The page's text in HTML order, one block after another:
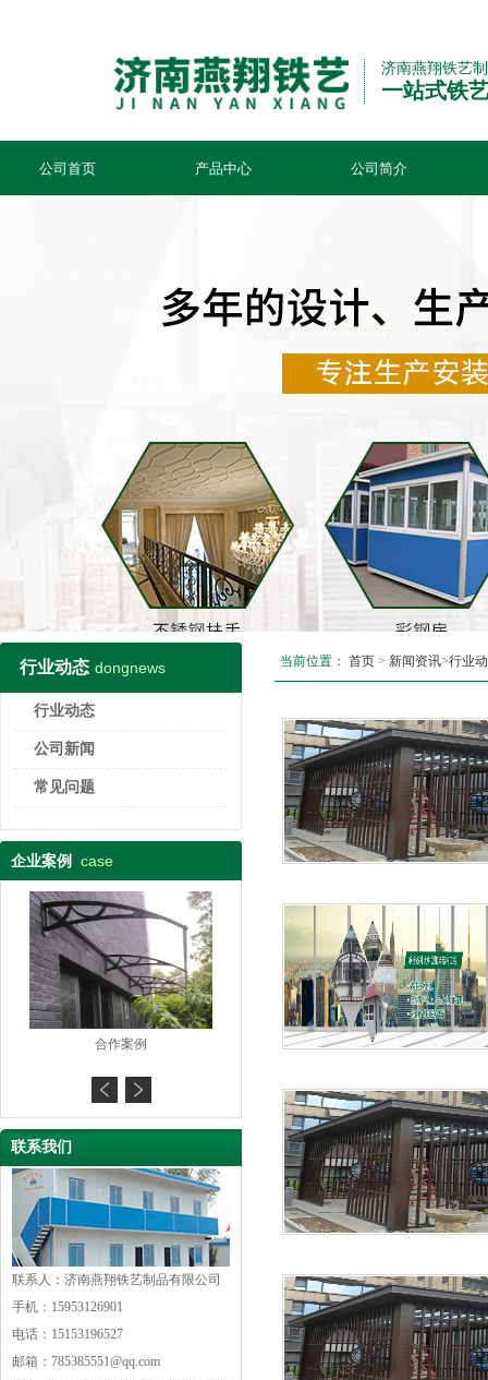
济南燕翔铁艺
一站式铁
公司首页 产品中心 公司简介
行业动态 dongnews
行业动态
公司新闻
常见问题
企业案例 case
合作案例 合作案例
联系我们
联系人：济南燕翔铁艺制品有限公司
手机：15953126901
电话：15153196527
邮箱：785385551@qq.com
当前位置： 首页 > 新闻资讯>行业